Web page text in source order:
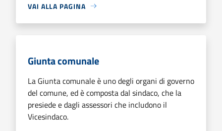
VAI ALLA PAGINA
Giunta comunale
La Giunta comunale è uno degli organi di governo
del comune, ed è composta dal sindaco, che la
presiede e dagli assessori che includono il
Vicesindaco.